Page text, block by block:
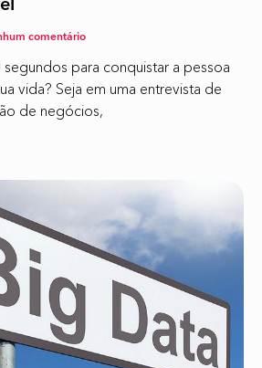
comentário
para conquistar a pessoa
vida? Seja em uma entrevista de
de negócios,